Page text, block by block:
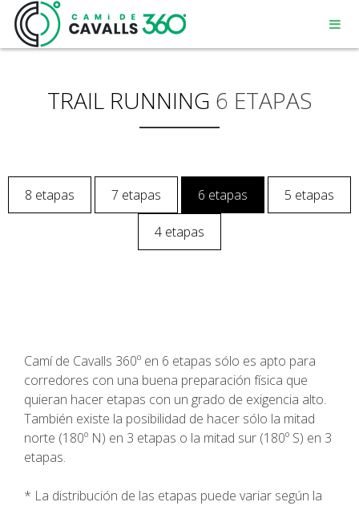
SENDERISMO
13 ETAPAS
10 ETAPAS
TRAIL RUNNING 6 ETAPAS
8 etapas 7 etapas 6 etapas 5 etapas
4 etapas
Camí de Cavalls 360º en 6 etapas sólo es apto para
corredores con una buena preparación física que
quieran hacer etapas con un grado de exigencia alto.
También existe la posibilidad de hacer sólo la mitad
norte (180º N) en 3 etapas o la mitad sur (180º S) en 3
etapas.
* La distribución de las etapas puede variar según la